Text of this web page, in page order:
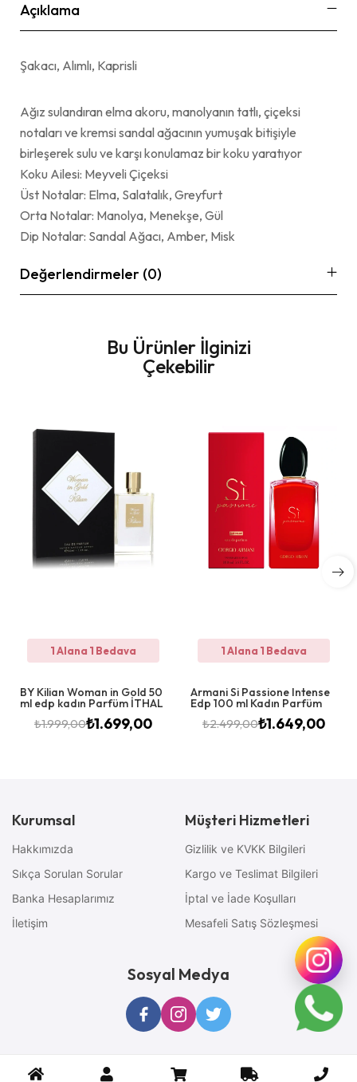
Açıklama
Şakacı, Alımlı, Kaprisli
Ağız sulandıran elma akoru, manolyanın tatlı, çiçeksi
notaları ve kremsi sandal ağacının yumuşak bitişiyle
birleşerek sulu ve karşı konulamaz bir koku yaratıyor
Koku Ailesi: Meyveli Çiçeksi
Üst Notalar: Elma, Salatalık, Greyfurt
Orta Notalar: Manolya, Menekşe, Gül
Dip Notalar: Sandal Ağacı, Amber, Misk
Değerlendirmeler (0)
Bu Ürünler İlginizi
Çekebilir
1 Alana 1 Bedava
BY Kilian Woman in Gold 50
ml edp kadın Parfüm İTHAL
₺1.999,00₺1.699,00
1 Alana 1 Bedava
Armani Si Passione Intense
Edp 100 ml Kadın Parfüm
₺2.499,00₺1.649,00
Kurumsal
Hakkımızda
Sıkça Sorulan Sorular
Banka Hesaplarımız
İletişim
Müşteri Hizmetleri
Gizlilik ve KVKK Bilgileri
Kargo ve Teslimat Bilgileri
İptal ve İade Koşulları
Mesafeli Satış Sözleşmesi
Sosyal Medya